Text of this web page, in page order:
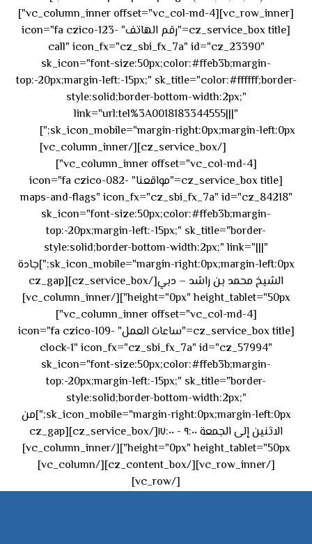
[vc_row_inner][vc_column_inner offset="vc_col-md-4"]
[cz_service_box title="رقم الهاتف" icon="fa czico-123-
call" icon_fx="cz_sbi_fx_7a" id="cz_23390"
sk_icon="font-size:50px;color:#ffeb3b;margin-
top:-20px;margin-left:-15px;" sk_title="color:#ffffff;border-
style:solid;border-bottom-width:2px;"
link="url:tel%3A0018183344555|||"
sk_icon_mobile="margin-right:0px;margin-left:0px;"]
[/cz_service_box][/vc_column_inner]
[vc_column_inner offset="vc_col-md-4"]
[cz_service_box title="مواقعنا" icon="fa czico-082-
maps-and-flags" icon_fx="cz_sbi_fx_7a" id="cz_84218"
sk_icon="font-size:50px;color:#ffeb3b;margin-
top:-20px;margin-left:-15px;" sk_title="border-
style:solid;border-bottom-width:2px;" link="|||"
sk_icon_mobile="margin-right:0px;margin-left:0px;"]جادة
الشيخ محمد بن راشد – دبي[/cz_service_box][cz_gap
height="0px" height_tablet="50px"][/vc_column_inner]
[vc_column_inner offset="vc_col-md-4"]
[cz_service_box title="ساعات العمل" icon="fa czico-109-
clock-1" icon_fx="cz_sbi_fx_7a" id="cz_57994"
sk_icon="font-size:50px;color:#ffeb3b;margin-
top:-20px;margin-left:-15px;" sk_title="border-
style:solid;border-bottom-width:2px;"
sk_icon_mobile="margin-right:0px;margin-left:0px;"]من
الاثنين إلى الجمعة ٩:٠٠ - ١٧:٠٠[/cz_service_box][cz_gap
height="0px" height_tablet="50px"][/vc_column_inner]
[/vc_row_inner][/cz_content_box][/vc_column]
[/vc_row]